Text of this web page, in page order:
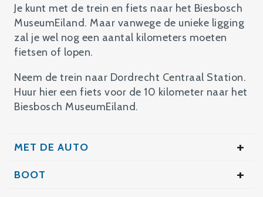
Je kunt met de trein en fiets naar het Biesbosch
MuseumEiland. Maar vanwege de unieke ligging
zal je wel nog een aantal kilometers moeten
fietsen of lopen.
Neem de trein naar Dordrecht Centraal Station.
Huur hier een fiets voor de 10 kilometer naar het
Biesbosch MuseumEiland.
MET DE AUTO
Het Biesbosch MuseumEiland ligt diep in de
Biesbosch. Neem afslag 23 op de A27 (Utrecht -
BOOT